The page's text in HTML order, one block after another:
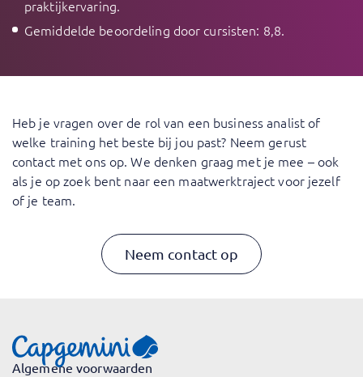
praktijkervaring.
Gemiddelde beoordeling door cursisten: 8,8.
Heb je vragen over de rol van een business analist of
welke training het beste bij jou past? Neem gerust
contact met ons op. We denken graag met je mee – ook
als je op zoek bent naar een maatwerktraject voor jezelf
of je team.
Neem contact op
Algemene voorwaarden